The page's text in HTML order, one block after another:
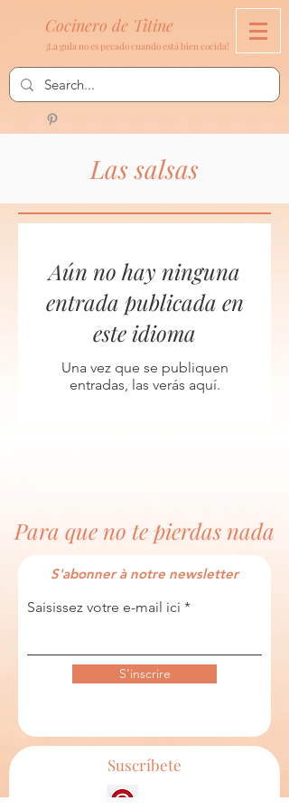
Cocinero de Titine
¡La gula no es pecado cuando está bien cocida!
Las salsas
Aún no hay ninguna
entrada publicada en
este idioma
Una vez que se publiquen
entradas, las verás aquí.
Para que no te pierdas nada
S'abonner à notre newsletter
Saisissez votre e-mail ici
S'inscrire
Suscríbete